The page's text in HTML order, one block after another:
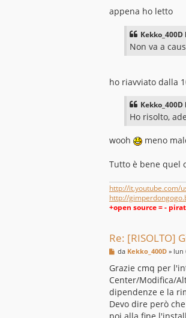
s
s
appena ho letto
Non va a
ho riavviato dalla
Ho risolto,
wooh meno
Tutto è bene quel
http://it.youtube.com/
http://
+open source = -
Re: [RISOLTO]
M
s
s
a
g
g
i
o
da Kekko_400D » lun
Grazie cmq per
Center/Modifica/
dipendenze e la
Devo dire però